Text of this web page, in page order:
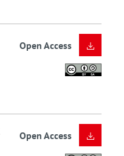
Open Access
Open Access